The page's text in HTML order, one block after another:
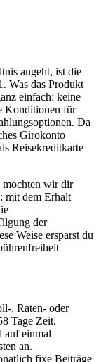
angeht, ist die
Was das Produkt
einfach: keine
Konditionen für
Da
Girokonto
Reisekreditkarte
möchten wir dir
mit dem Erhalt
der
Weise ersparst du
, Raten- oder
Tage Zeit.
auf einmal
an.
fixe Beiträge